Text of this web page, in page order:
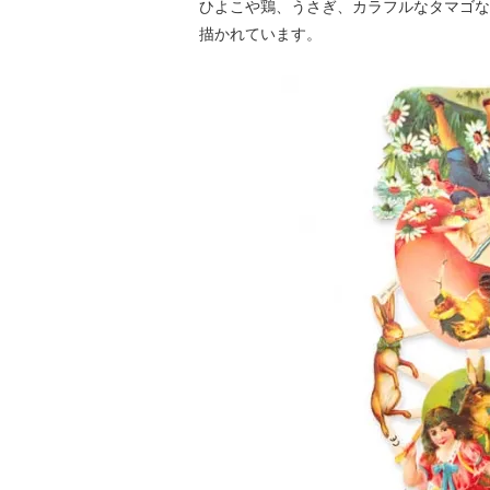
ひよこや鶏、うさぎ、カラフルなタマゴ
描かれています。